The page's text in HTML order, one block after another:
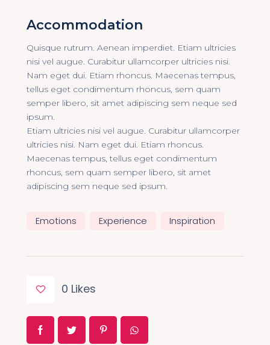
Accommodation
Quisque rutrum. Aenean imperdiet. Etiam ultricies
nisi vel augue. Curabitur ullamcorper ultricies nisi.
Nam eget dui. Etiam rhoncus. Maecenas tempus,
tellus eget condimentum rhoncus, sem quam
semper libero, sit amet adipiscing sem neque sed
ipsum.
Etiam ultricies nisi vel augue. Curabitur ullamcorper
ultricies nisi. Nam eget dui. Etiam rhoncus.
Maecenas tempus, tellus eget condimentum
rhoncus, sem quam semper libero, sit amet
adipiscing sem neque sed ipsum.
Emotions Experience Inspiration
0 Likes